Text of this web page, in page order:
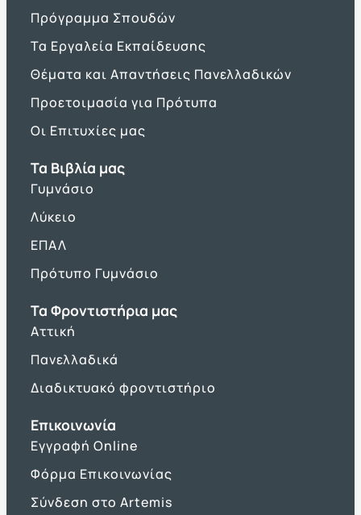
Πρόγραμμα Σπουδών
Τα Εργαλεία Εκπαίδευσης
Θέματα και Απαντήσεις Πανελλαδικών
Προετοιμασία για Πρότυπα
Οι Επιτυχίες μας
Τα Βιβλία μας
Γυμνάσιο
Λύκειο
ΕΠΑΛ
Πρότυπο Γυμνάσιο
Τα Φροντιστήρια μας
Αττική
Πανελλαδικά
Διαδικτυακό φροντιστήριο
Επικοινωνία
Εγγραφή Online
Φόρμα Επικοινωνίας
Σύνδεση στο Artemis